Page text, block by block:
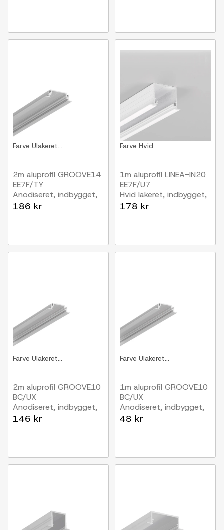
Farve Ulakeret...
2m aluprofil GROOVE14
EE7F/TY
Anodiseret, indbygget,
LED skinne
186 kr
Farve Hvid
1m aluprofil LINEA-IN20
EE7F/U7
Hvid lakeret, indbygget,
LED skinne
178 kr
Farve Ulakeret...
2m aluprofil GROOVE10
BC/UX
Anodiseret, indbygget,
LED skinne
146 kr
Farve Ulakeret...
1m aluprofil GROOVE10
BC/UX
Anodiseret, indbygget,
LED skinne
48 kr